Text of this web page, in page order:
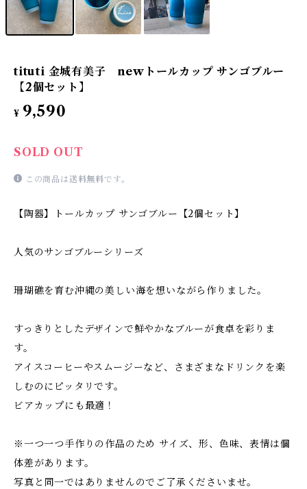
tituti 金城有美子 newトールカップ サンゴブルー
【2個セット】
¥ 9,590
SOLD OUT
この商品は送料無料です。
【陶器】トールカップ サンゴブルー【2個セット】
人気のサンゴブルーシリーズ
珊瑚礁を育む沖縄の美しい海を想いながら作りました。
すっきりとしたデザインで鮮やかなブルーが食卓を彩りま
す。
アイスコーヒーやスムージーなど、さまざまなドリンクを楽
しむのにピッタリです。
ビアカップにも最適！
※一つ一つ手作りの作品のため サイズ、形、色味、表情は個
体差があります。
写真と同一ではありませんのでご了承くださいませ。